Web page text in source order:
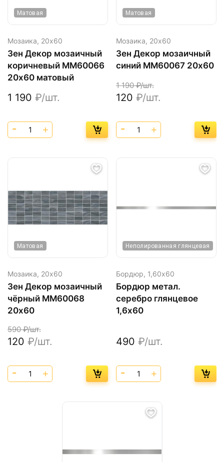
Матовая
Мозаика, 20х60
Зен Декор мозаичный
коричневый ММ60066
20х60 матовый
1 190 ₽/шт.
Матовая
Мозаика, 20х60
Зен Декор мозаичный
синий MM60067 20х60
1 190₽/шт.
120 ₽/шт.
Матовая
Мозаика, 20х60
Зен Декор мозаичный
чёрный MM60068
20х60
590₽/шт.
120 ₽/шт.
Неполированная глянцевая
Бордюр, 1,60х60
Бордюр метал.
серебро глянцевое
1,6х60
490 ₽/шт.